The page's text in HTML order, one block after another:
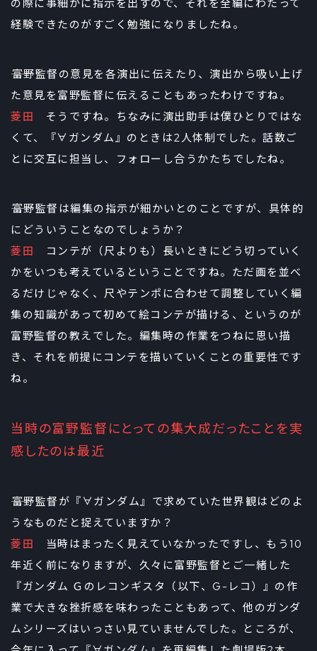
の際に事細かに指示を出すので、それを全編にわたって
経験できたのがすごく勉強になりましたね。
――富野監督の意見を各演出に伝えたり、演出から吸い上げ
た意見を富野監督に伝えることもあったわけですね。
菱田 そうですね。ちなみに演出助手は僕ひとりではな
くて、『∀ガンダム』のときは2人体制でした。話数ご
とに交互に担当し、フォローし合うかたちでしたね。
――富野監督は編集の指示が細かいとのことですが、具体的
にどういうことなのでしょうか？
菱田 コンテが（尺よりも）長いときにどう切っていく
かをいつも考えているということですね。ただ画を並べ
るだけじゃなく、尺やテンポに合わせて調整していく編
集の知識があって初めて絵コンテが描ける、というのが
富野監督の教えでした。編集時の作業をつねに思い描
き、それを前提にコンテを描いていくことの重要性です
ね。
当時の富野監督にとっての集大成だったことを実
感したのは最近
――富野監督が『∀ガンダム』で求めていた世界観はどのよ
うなものだと捉えていますか？
菱田 当時はまったく見えていなかったですし、もう10
年近く前になりますが、久々に富野監督とご一緒した
『ガンダム Ｇのレコンギスタ（以下、G-レコ）』の作
業で大きな挫折感を味わったこともあって、他のガンダ
ムシリーズはいっさい見ていませんでした。ところが、